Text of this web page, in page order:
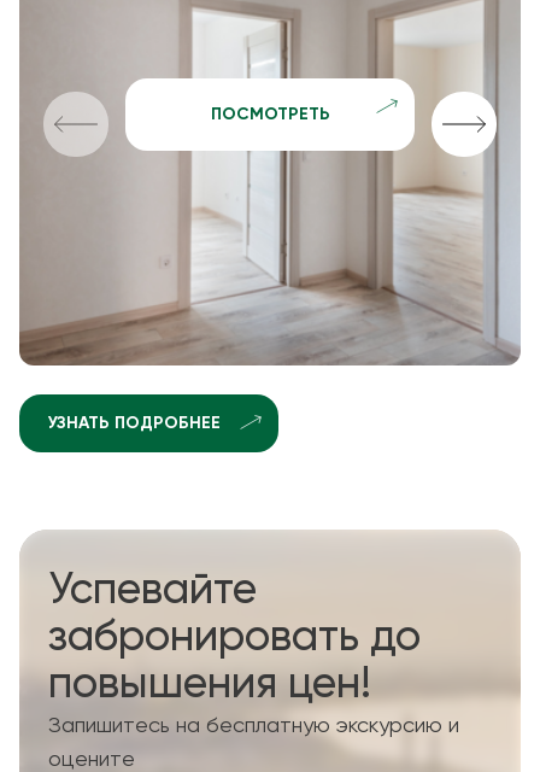
ПОСМОТРЕТЬ
УЗНАТЬ ПОДРОБНЕЕ
Успевайте
забронировать до
повышения цен!
Запишитесь на бесплатную экскурсию и
оцените